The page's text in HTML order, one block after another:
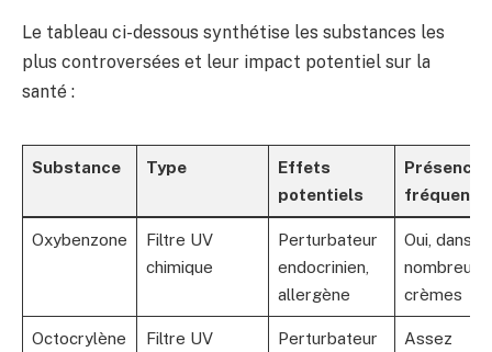
Le tableau ci-dessous synthétise les substances les
plus controversées et leur impact potentiel sur la
santé :
Substance Type
Effets
potentiels
Présence
fréquente
Oxybenzone
Filtre UV
chimique
Perturbateur
endocrinien,
allergène
Oui, dans
crèmes
Octocrylène
Filtre UV
Perturbateur
Assez